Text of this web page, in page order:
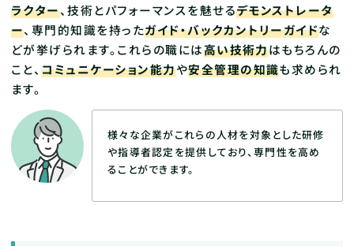
ラクター、技術とパフォーマンスを魅せるデモンストレータ
ー、専門的知識を持ったガイド・バックカントリーガイドな
どが挙げられます。これらの職には高い技術力はもちろんの
こと、コミュニケーション能力や安全管理の知識も求められ
ます。
様々な企業がこれらの人材を対象とした研修
や指導者認定を提供しており、専門性を高め
ることができます。